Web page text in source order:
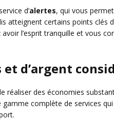
d’alertes, qui vous
atteignent certains points clés
l’esprit tranquille et vous
d’argent
réaliser des économies
complète de services